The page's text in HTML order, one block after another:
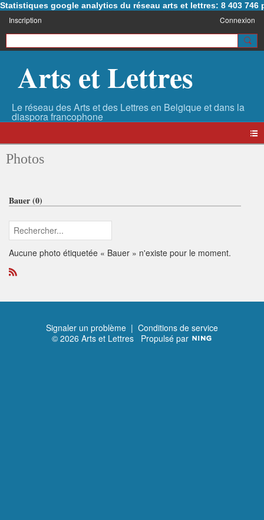
Statistiques google analytics du réseau arts et lettres: 8 403 746
Inscription Connexion
Arts et Lettres
Photos
Bauer (0)
Aucune photo étiquetée « Bauer » n'existe pour le moment.
R
Signaler un problème | Conditions de service
© 2026 Arts et Lettres Propulsé par